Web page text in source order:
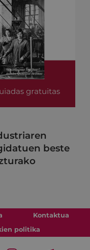
beste
Kontaktua
politika